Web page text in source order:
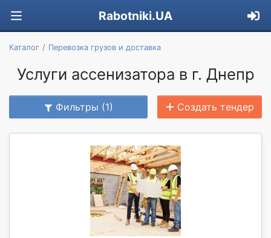
Rabotniki.UA
Каталог Перевозка грузов и доставка
Услуги ассенизатора в г. Днепр
Фильтры (1) Создать тендер